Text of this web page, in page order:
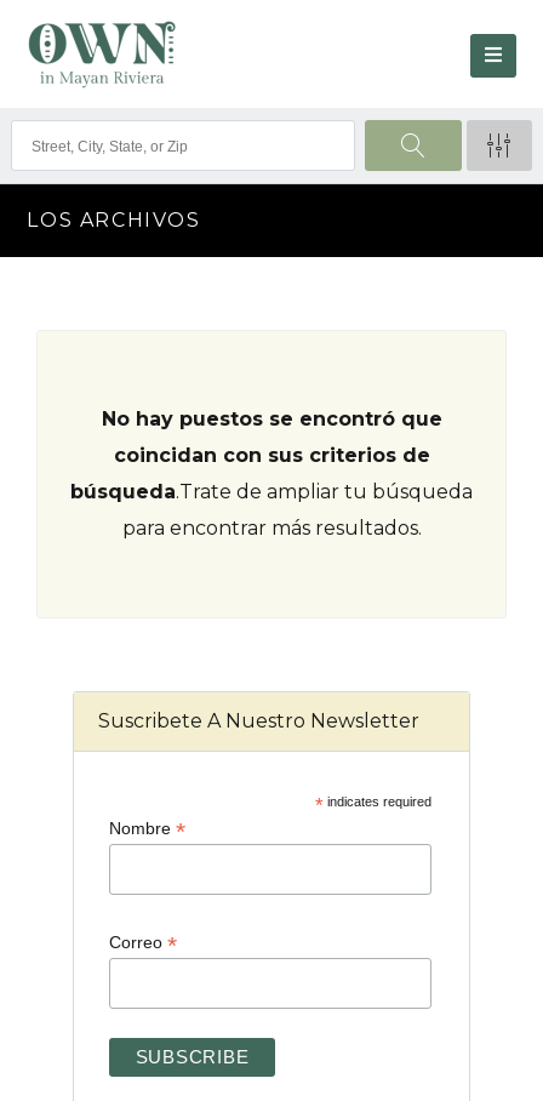
LOS ARCHIVOS
No hay puestos se encontró que
coincidan con sus criterios de
búsqueda.Trate de ampliar tu búsqueda
para encontrar más resultados.
Suscribete A Nuestro Newsletter
*indicates required
Nombre *
Correo *